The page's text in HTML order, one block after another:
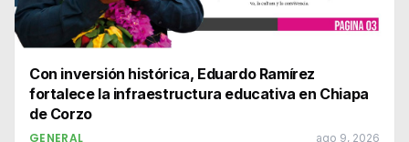
Con inversión histórica, Eduardo Ramírez
fortalece la infraestructura educativa en Chiapa
de Corzo
GENERAL ago 9, 2026